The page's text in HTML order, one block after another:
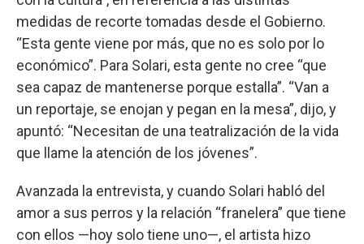
medidas de recorte tomadas desde el Gobierno.
“Esta gente viene por más, que no es solo por lo
económico”. Para Solari, esta gente no cree “que
sea capaz de mantenerse porque estalla”. “Van a
un reportaje, se enojan y pegan en la mesa”, dijo, y
apuntó: “Necesitan de una teatralización de la vida
que llame la atención de los jóvenes”.
Avanzada la entrevista, y cuando Solari habló del
amor a sus perros y la relación “franelera” que tiene
con ellos —hoy solo tiene uno—, el artista hizo